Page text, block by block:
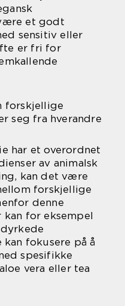
et godt
sensitiv eller
er fri for
forskjellige
seg fra hverandre
har et overordnet
av animalsk
kan det være
forskjellige
denne
kan for eksempel
kan fokusere på å
spesifikke
vera eller tea